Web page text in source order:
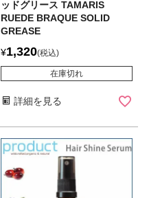
ッドグリース TAMARIS
RUEDE BRAQUE SOLID
GREASE
¥1,320 税込
在庫切れ
詳細を見る